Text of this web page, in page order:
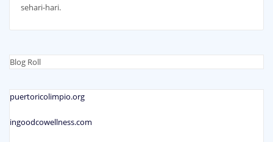
sehari-hari.
Blog Roll
puertoricolimpio.org
ingoodcowellness.com